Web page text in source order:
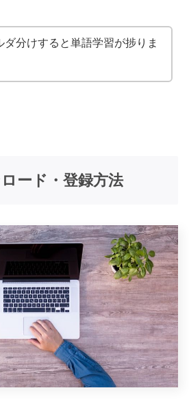
ダ分けすると単語学習が捗りま
ード・登録方法